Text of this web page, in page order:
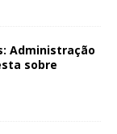
Administração
sobre